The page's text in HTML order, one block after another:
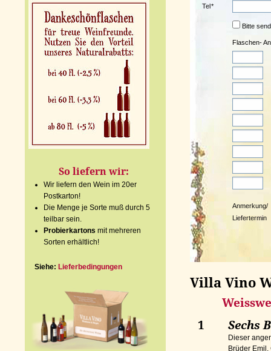
So liefern wir:
Wir liefern den Wein im 20er
Postkarton!
Die Menge je Sorte muß durch 5
teilbar sein.
Probierkartons mit mehreren
Sorten erhältlich!
Siehe: Lieferbedingungen
Tel*
Bitte
Flaschen-
Anmerkung/
Liefertermin
Villa Vino
1
Sechs
Dieser
Brüder